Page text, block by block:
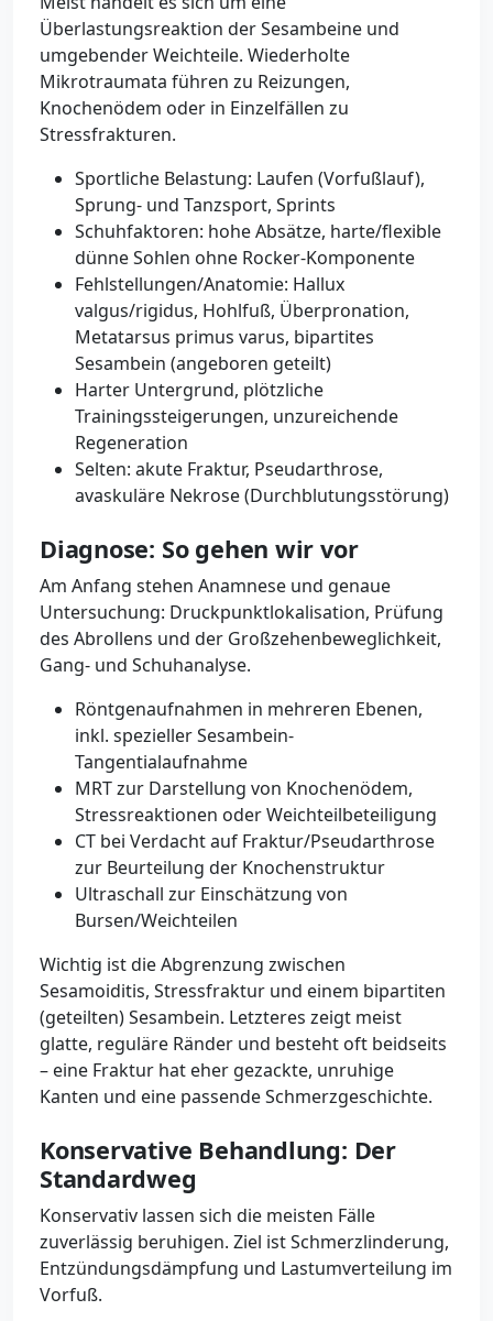
Überlastungsreaktion der Sesambeine und
umgebender Weichteile. Wiederholte
Mikrotraumata führen zu Reizungen,
Knochenödem oder in Einzelfällen zu
Stressfrakturen.
Sportliche Belastung: Laufen (Vorfußlauf),
Sprung- und Tanzsport, Sprints
Schuhfaktoren: hohe Absätze, harte/flexible
dünne Sohlen ohne Rocker-Komponente
Fehlstellungen/Anatomie: Hallux
valgus/rigidus, Hohlfuß, Überpronation,
Metatarsus primus varus, bipartites
Sesambein (angeboren geteilt)
Harter Untergrund, plötzliche
Trainingssteigerungen, unzureichende
Regeneration
Selten: akute Fraktur, Pseudarthrose,
avaskuläre Nekrose (Durchblutungsstörung)
Diagnose: So gehen wir vor
Am Anfang stehen Anamnese und genaue
Untersuchung: Druckpunktlokalisation, Prüfung
des Abrollens und der Großzehenbeweglichkeit,
Gang- und Schuhanalyse.
Röntgenaufnahmen in mehreren Ebenen,
inkl. spezieller Sesambein-
Tangentialaufnahme
MRT zur Darstellung von Knochenödem,
Stressreaktionen oder Weichteilbeteiligung
CT bei Verdacht auf Fraktur/Pseudarthrose
zur Beurteilung der Knochenstruktur
Ultraschall zur Einschätzung von
Bursen/Weichteilen
Wichtig ist die Abgrenzung zwischen
Sesamoiditis, Stressfraktur und einem bipartiten
(geteilten) Sesambein. Letzteres zeigt meist
glatte, reguläre Ränder und besteht oft beidseits
– eine Fraktur hat eher gezackte, unruhige
Kanten und eine passende Schmerzgeschichte.
Konservative Behandlung: Der
Standardweg
Konservativ lassen sich die meisten Fälle
zuverlässig beruhigen. Ziel ist Schmerzlinderung,
Entzündungsdämpfung und Lastumverteilung im
Vorfuß.